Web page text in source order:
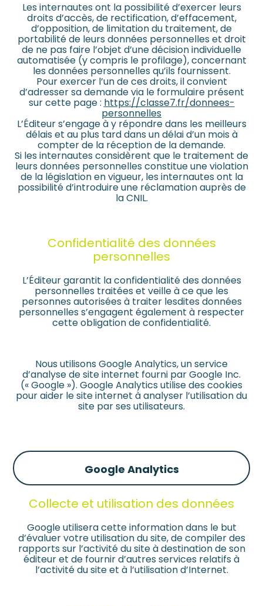
Les internautes ont la possibilité d’exercer leurs
droits d’accès, de rectification, d’effacement,
d’opposition, de limitation du traitement, de
portabilité de leurs données personnelles et droit
de ne pas faire l’objet d’une décision individuelle
automatisée (y compris le profilage), concernant
les données personnelles qu’ils fournissent.
Pour exercer l’un de ces droits, il convient
d’adresser sa demande via le formulaire présent
sur cette page : https://classe7.fr/donnees-
personnelles
L’Éditeur s’engage à y répondre dans les meilleurs
délais et au plus tard dans un délai d’un mois à
compter de la réception de la demande.
Si les internautes considèrent que le traitement de
leurs données personnelles constitue une violation
de la législation en vigueur, les internautes ont la
possibilité d’introduire une réclamation auprès de
la CNIL.
Confidentialité des données
personnelles
L’Éditeur garantit la confidentialité des données
personnelles traitées et veille à ce que les
personnes autorisées à traiter lesdites données
personnelles s’engagent également à respecter
cette obligation de confidentialité.
Nous utilisons Google Analytics, un service
d’analyse de site internet fourni par Google Inc.
(« Google »). Google Analytics utilise des cookies
pour aider le site internet à analyser l’utilisation du
site par ses utilisateurs.
Google Analytics
Collecte et utilisation des données
Google utilisera cette information dans le but
d’évaluer votre utilisation du site, de compiler des
rapports sur l’activité du site à destination de son
éditeur et de fournir d’autres services relatifs à
l’activité du site et à l’utilisation d’Internet.